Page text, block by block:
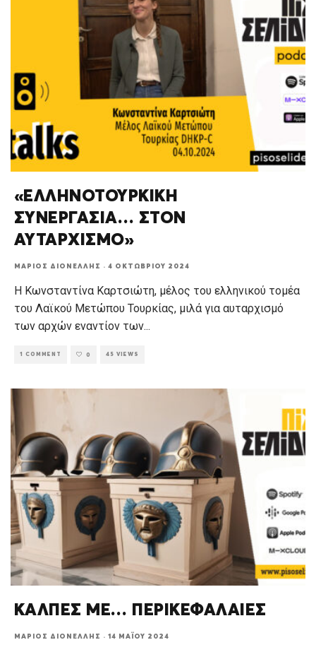
«ΕΛΛΗΝΟΤΟΥΡΚΙΚΗ
ΣΥΝΕΡΓΑΣΙΑ… ΣΤΟΝ
ΑΥΤΑΡΧΙΣΜΟ»
ΜΆΡΙΟΣ ΔΙΟΝΈΛΛΗΣ · 4 ΟΚΤΩΒΡΊΟΥ 2024
Η Κωνσταντίνα Καρτσιώτη, μέλος του ελληνικού τομέα
του Λαϊκού Μετώπου Τουρκίας, μιλά για αυταρχισμό
των αρχών εναντίον των...
1 COMMENT 0 45 VIEWS
ΚΑΛΠΕΣ ΜΕ… ΠΕΡΙΚΕΦΑΛΑΙΕΣ
ΜΆΡΙΟΣ ΔΙΟΝΈΛΛΗΣ · 14 ΜΑΪ́ΟΥ 2024